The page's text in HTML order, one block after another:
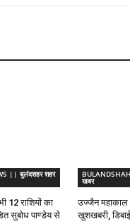
|| बुलंदशहर शहर
12 राशियों का
सुबोध पाण्डेय से
खबर
उज्जैन महाकाल
खुशखबरी,